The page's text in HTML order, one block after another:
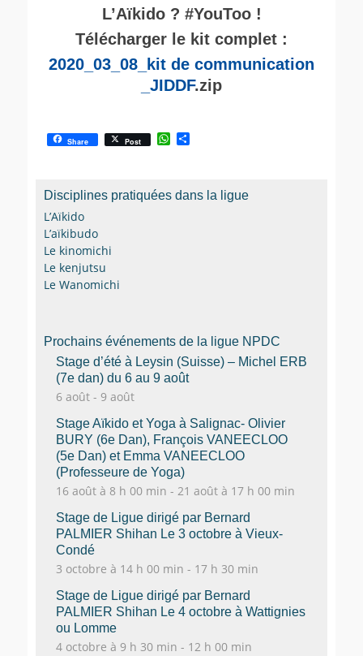
L’Aïkido ? #YouToo !
Télécharger le kit complet :
2020_03_08_kit de communication
_JIDDF.zip
Share Post W
s
A
a
g
Disciplines pratiquées dans la ligue
L’Aïkido
L’aïkibudo
Le kinomichi
Le kenjutsu
Le Wanomichi
Prochains événements de la ligue NPDC
Stage d’été à Leysin (Suisse) – Michel ERB
(7e dan) du 6 au 9 août
6 août - 9 août
Stage Aïkido et Yoga à Salignac- Olivier
BURY (6e Dan), François VANEECLOO
(5e Dan) et Emma VANEECLOO
(Professeure de Yoga)
16 août à 8 h 00 min - 21 août à 17 h 00 min
Stage de Ligue dirigé par Bernard
PALMIER Shihan Le 3 octobre à Vieux-
Condé
3 octobre à 14 h 00 min - 17 h 30 min
Stage de Ligue dirigé par Bernard
PALMIER Shihan Le 4 octobre à Wattignies
ou Lomme
4 octobre à 9 h 30 min - 12 h 00 min